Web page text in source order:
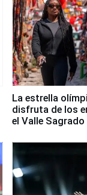
La estrella
disfruta de los
el Valle Sagrado